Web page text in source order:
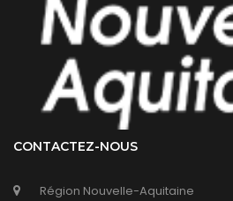
CONTACTEZ-NOUS
Région Nouvelle-Aquitaine